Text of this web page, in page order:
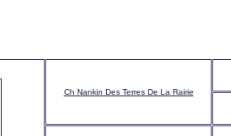
Ch Nankin Des Terres De La Rairie